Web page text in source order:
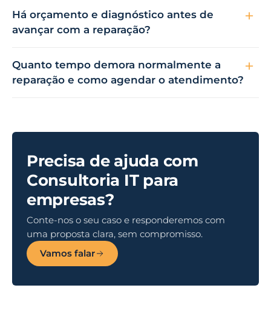
Há orçamento e diagnóstico antes de
avançar com a reparação?
Quanto tempo demora normalmente a
reparação e como agendar o atendimento?
Precisa de ajuda com
Consultoria IT para
empresas?
Conte-nos o seu caso e responderemos com
uma proposta clara, sem compromisso.
Vamos falar